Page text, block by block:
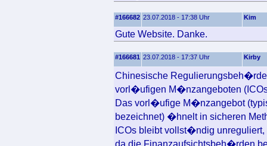
#166682 23.07.2018 - 17:38 Uhr Kim
Gute Website. Danke.
#166681 23.07.2018 - 17:37 Uhr Kirby
Chinesische
vorl�ufigen M�nzangeboten
Das vorl�ufige M�nzangebot
bezeichnet) �hnelt in sicheren
ICOs bleibt vollst�ndig
da die Finanzaufsichtsbeh�rden